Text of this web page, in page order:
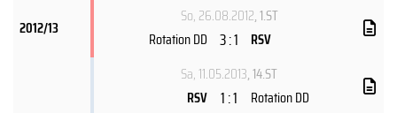
2012/13
So, 26.08.2012, 1.ST
Rotation DD 3 : 1
RSV
Sa, 11.05.2013, 14.ST
RSV 1 : 1 Rotation DD